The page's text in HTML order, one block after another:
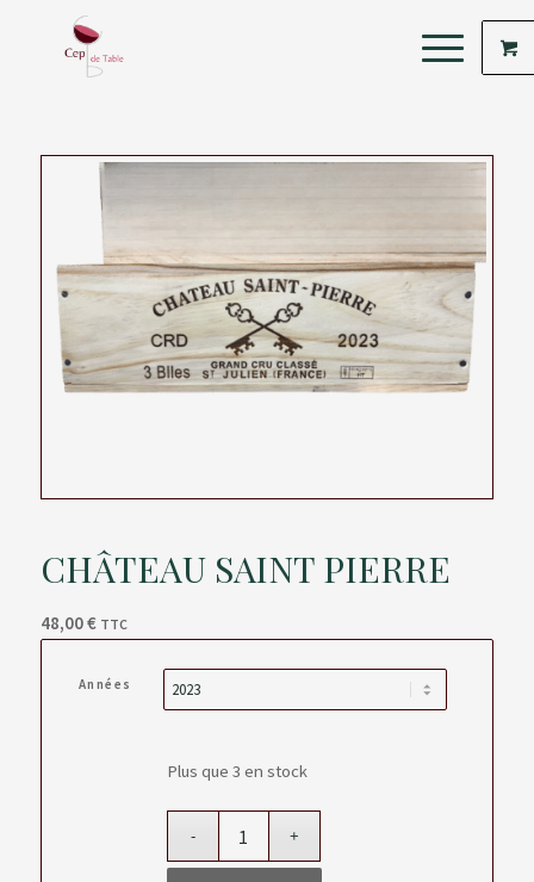
CHÂTEAU SAINT PIERRE
48,00€ TTC
Années
Plus que 3 en stock